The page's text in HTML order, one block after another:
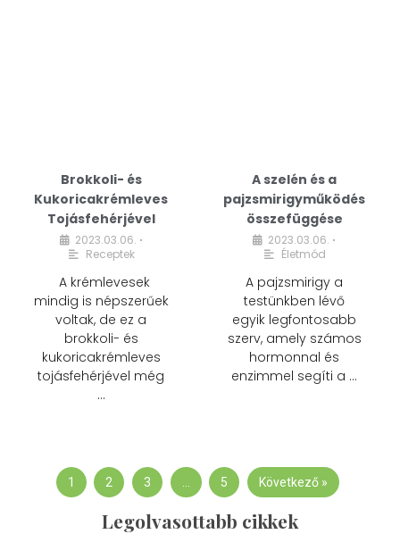
Brokkoli- és
Kukoricakrémleves
Tojásfehérjével
2023.03.06. •
Receptek
A krémlevesek
mindig is népszerűek
voltak, de ez a
brokkoli- és
kukoricakrémleves
tojásfehérjével még
…
A szelén és a
pajzsmirigyműködés
összefüggése
2023.03.06. •
Életmód
A pajzsmirigy a
testünkben lévő
egyik legfontosabb
szerv, amely számos
hormonnal és
enzimmel segíti a …
1 2 3 … 5 Következő »
Legolvasottabb cikkek